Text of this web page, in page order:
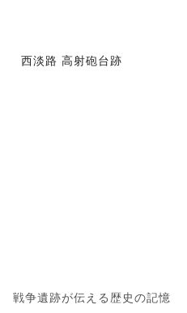
西淡路 高射砲台跡
戦争遺跡が伝える歴史の記憶